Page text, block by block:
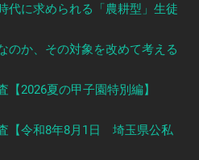
代に求められる「農耕型」生徒
のか、その対象を改めて考える
2026夏の甲子園特別編】
【令和8年8月1日 埼玉県公私